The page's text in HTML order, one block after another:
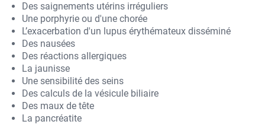
Des saignements utérins irréguliers
Une porphyrie ou d'une chorée
L’exacerbation d'un lupus érythémateux disséminé
Des nausées
Des réactions allergiques
La jaunisse
Une sensibilité des seins
Des calculs de la vésicule biliaire
Des maux de tête
La pancréatite